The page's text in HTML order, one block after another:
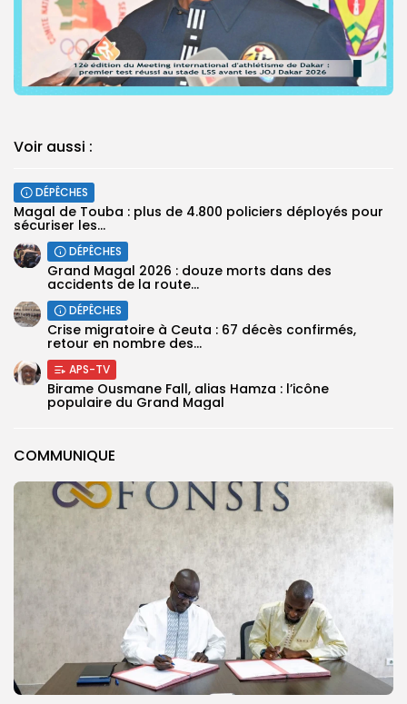
COMMUNIQUE
Voir aussi :
DÉPÊCHES
Magal de Touba : plus de 4.800 policiers déployés pour
sécuriser les...
DÉPÊCHES
Grand Magal 2026 : douze morts dans des
accidents de la route...
DÉPÊCHES
Crise migratoire à Ceuta : 67 décès confirmés,
retour en nombre des...
APS-TV
Birame Ousmane Fall, alias Hamza : l’icône
populaire du Grand Magal